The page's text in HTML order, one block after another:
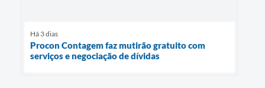
Há 3 dias
Procon Contagem faz mutirão gratuito com
serviços e negociação de dívidas